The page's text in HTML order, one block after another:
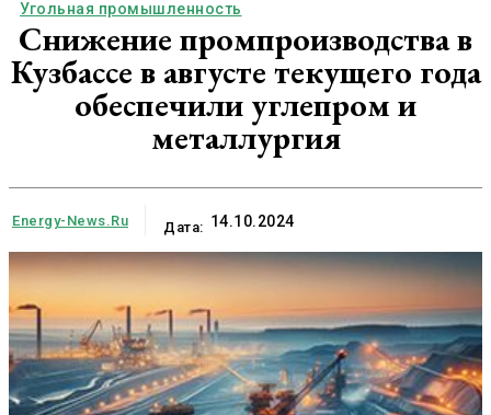
Угольная промышленность
Снижение промпроизводства в
Кузбассе в августе текущего года
обеспечили углепром и
металлургия
Energy-News.ru Дата: 14.10.2024